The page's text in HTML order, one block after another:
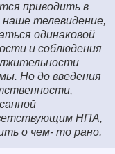
приводить в
наше телевидение,
одинаковой
и соблюдения
Но до введения
НПА,
о чем- то рано.